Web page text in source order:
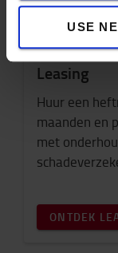
USE
Leasing
Huur een
maanden en
met
ONTDEK